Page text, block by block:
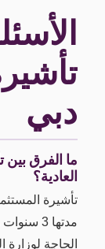
دبي
ما الفرق بين
العادية؟
تأشيرة
مدتها 3
الحاجة لوزارة